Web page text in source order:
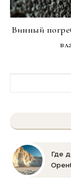
Винный
Где